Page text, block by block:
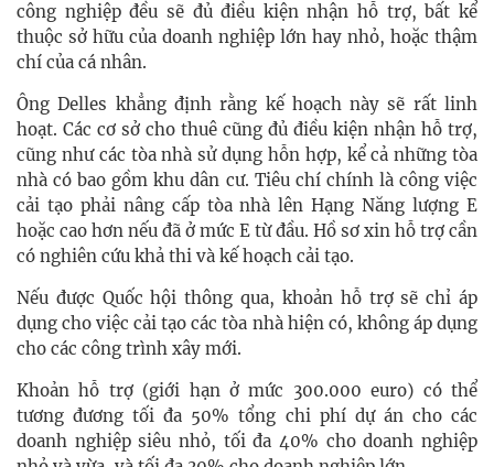
công nghiệp đều sẽ đủ điều kiện nhận hỗ trợ, bất kể
thuộc sở hữu của doanh nghiệp lớn hay nhỏ, hoặc thậm
chí của cá nhân.
Ông Delles khẳng định rằng kế hoạch này sẽ rất linh
hoạt. Các cơ sở cho thuê cũng đủ điều kiện nhận hỗ trợ,
cũng như các tòa nhà sử dụng hỗn hợp, kể cả những tòa
nhà có bao gồm khu dân cư. Tiêu chí chính là công việc
cải tạo phải nâng cấp tòa nhà lên Hạng Năng lượng E
hoặc cao hơn nếu đã ở mức E từ đầu. Hồ sơ xin hỗ trợ cần
có nghiên cứu khả thi và kế hoạch cải tạo.
Nếu được Quốc hội thông qua, khoản hỗ trợ sẽ chỉ áp
dụng cho việc cải tạo các tòa nhà hiện có, không áp dụng
cho các công trình xây mới.
Khoản hỗ trợ (giới hạn ở mức 300.000 euro) có thể
tương đương tối đa 50% tổng chi phí dự án cho các
doanh nghiệp siêu nhỏ, tối đa 40% cho doanh nghiệp